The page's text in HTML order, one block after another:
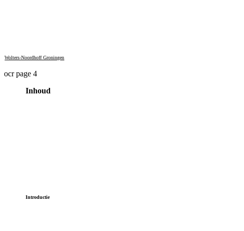
Wolters-Noordhoff Groningen
ocr page 4
Inhoud
Introductie